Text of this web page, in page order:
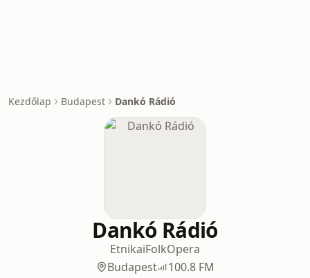
Kezdőlap Budapest Dankó Rádió
Dankó Rádió
EtnikaiFolkOpera
Budapest
100.8 FM